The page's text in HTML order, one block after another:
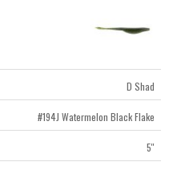
D Shad
#194J Watermelon Black Flake
5''